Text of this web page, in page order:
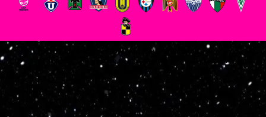
Optimized by Seraphinite Accelerator
Turns on site high speed to be attractive for people and search engines.